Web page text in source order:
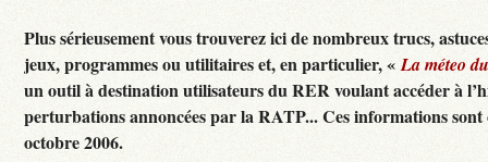
Plus sérieusement vous trouverez ici de nombreux trucs,
jeux, programmes ou utilitaires et, en particulier, «La méteo
un outil à destination utilisateurs du RER voulant accéder à
perturbations annoncées par la RATP... Ces informations sont
octobre 2006.